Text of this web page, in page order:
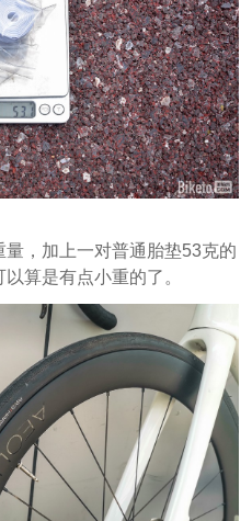
，加上一对普通胎垫53克的
算是有点小重的了。